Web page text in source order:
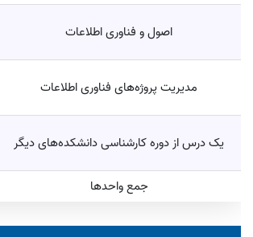
اصول و فناوری اطلاعات
مدیریت پروژه‌های فناوری اطلاعات
یک درس از دوره کارشناسی دانشکده‌های دیگر
جمع واحد‌ها